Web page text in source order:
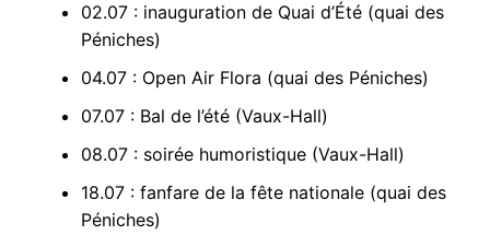
02.07 : inauguration de Quai d’Été (quai des
Péniches)
04.07 : Open Air Flora (quai des Péniches)
07.07 : Bal de l’été (Vaux-Hall)
08.07 : soirée humoristique (Vaux-Hall)
18.07 : fanfare de la fête nationale (quai des
Péniches)